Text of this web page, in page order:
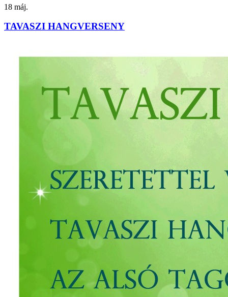
18 máj.
TAVASZI HANGVERSENY